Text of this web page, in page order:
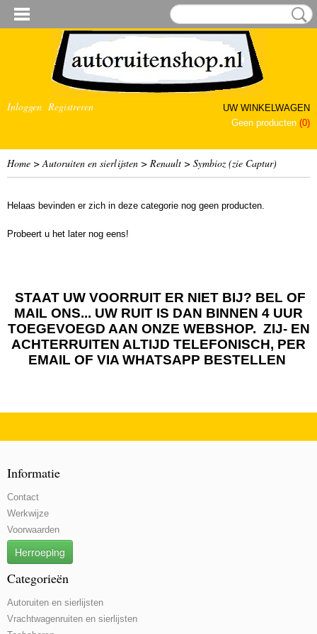
Inloggen Registreren
UW WINKELWAGEN
Geen producten (0)
Home >Autoruiten en sierlijsten > Renault > Symbioz (zie Captur)
Helaas bevinden er zich in deze categorie nog geen producten.
Probeert u het later nog eens!
STAAT UW VOORRUIT ER NIET BIJ? BEL OF
MAIL ONS... UW RUIT IS DAN BINNEN 4 UUR
TOEGEVOEGD AAN ONZE WEBSHOP. ZIJ- EN
ACHTERRUITEN ALTIJD TELEFONISCH, PER
EMAIL OF VIA WHATSAPP BESTELLEN
Informatie
Contact
Werkwijze
Voorwaarden
Herroeping
Categorieën
Autoruiten en sierlijsten
Vrachtwagenruiten en sierlijsten